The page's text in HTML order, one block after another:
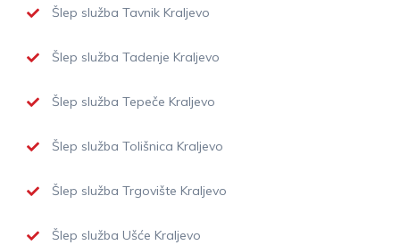
Šlep služba Tavnik Kraljevo
Šlep služba Tadenje Kraljevo
Šlep služba Tepeče Kraljevo
Šlep služba Tolišnica Kraljevo
Šlep služba Trgovište Kraljevo
Šlep služba Ušće Kraljevo